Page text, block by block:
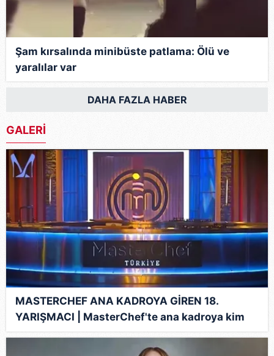
Şam kırsalında minibüste patlama: Ölü ve
yaralılar var
DAHA FAZLA HABER
GALERİ
MASTERCHEF ANA KADROYA GİREN 18.
YARIŞMACI | MasterChef'te ana kadroya kim
girdi?